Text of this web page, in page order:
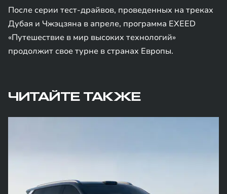
После серии тест-драйвов, проведенных на треках
Дубая и Чжэцзяна в апреле, программа EXEED
«Путешествие в мир высоких технологий»
продолжит свое турне в странах Европы.
ЧИТАЙТЕ ТАКЖЕ